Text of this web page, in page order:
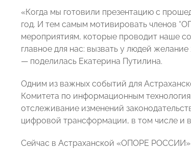
«Когда мы готовили презентацию с
год. И тем самым мотивировать членов
мероприятиям, которые проводит наше
главное для нас: вызвать у людей
— поделилась Екатерина Путилина.
Одним из важных событий для
Комитета по информационным
отслеживание изменений
цифровой трансформации, в том числе и
Сейчас в Астраханской «ОПОРЕ РОССИИ»